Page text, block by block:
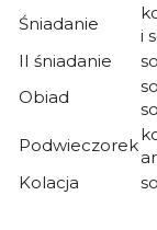
Śniadanie
i
II śniadanie
Obiad
Podwieczorek
Kolacja